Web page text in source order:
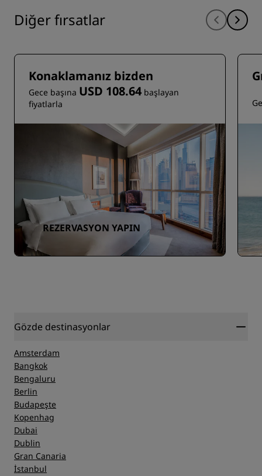
Diğer fırsatlar
Konaklamanız bizden
Gece başına USD 108.64 başlayan
fiyatlarla
REZERVASYON YAPIN
Gözde destinasyonlar
Amsterdam
Bangkok
Bengaluru
Berlin
Budapeşte
Kopenhag
Dubai
Dublin
Gran Canaria
İstanbul